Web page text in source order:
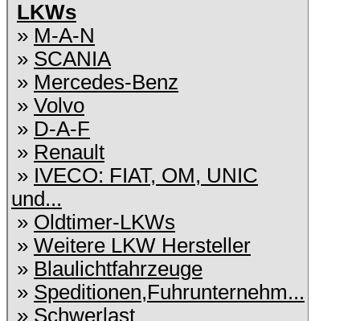
LKWs
» M-A-N
» SCANIA
» Mercedes-Benz
» Volvo
» D-A-F
» Renault
» IVECO: FIAT, OM, UNIC
und...
» Oldtimer-LKWs
» Weitere LKW Hersteller
» Blaulichtfahrzeuge
» Speditionen,Fuhrunternehm...
» Schwerlast